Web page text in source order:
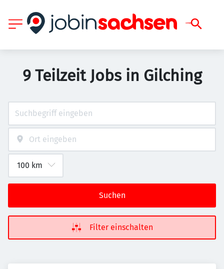
9 Teilzeit Jobs in Gilching
Suchen
Filter einschalten